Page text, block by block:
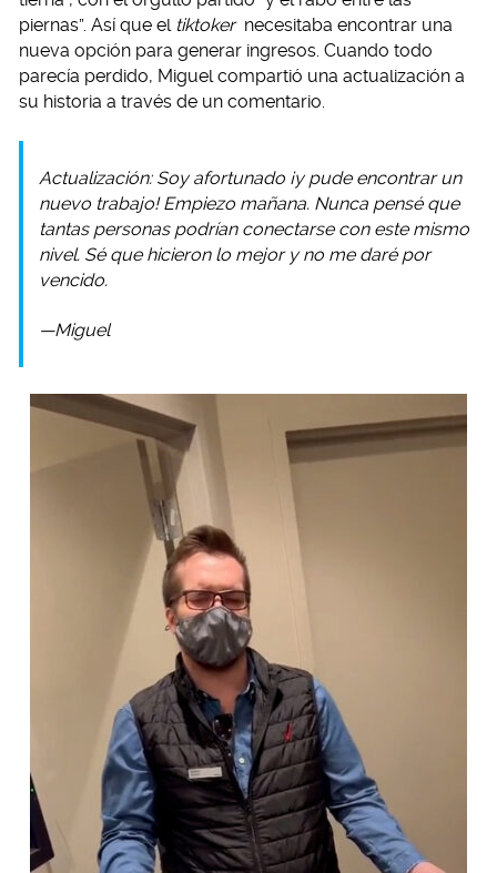
piernas”. Así que el tiktoker necesitaba encontrar una
nueva opción para generar ingresos. Cuando todo
parecía perdido, Miguel compartió una actualización a
su historia a través de un comentario.
Actualización: Soy afortunado ¡y pude encontrar un
nuevo trabajo! Empiezo mañana. Nunca pensé que
tantas personas podrían conectarse con este mismo
nivel. Sé que hicieron lo mejor y no me daré por
vencido.
—Miguel